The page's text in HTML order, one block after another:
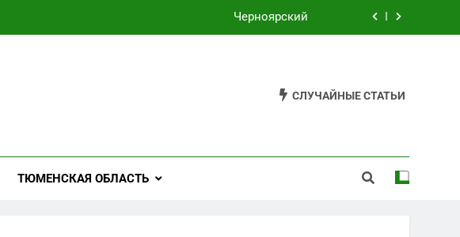
Черноярский
Староуткинск
Черноярский
СЛУЧАЙНЫЕ СТАТЬИ
ТЮМЕНСКАЯ ОБЛАСТЬ